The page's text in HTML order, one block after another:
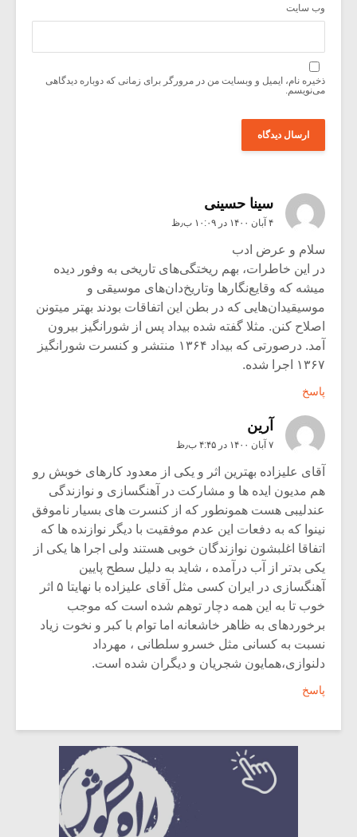
وب‌ سایت
ذخیره نام، ایمیل و وبسایت من در مرورگر برای زمانی که دوباره دیدگاهی
می‌نویسم.
سینا حسینی
۴ آبان ۱۴۰۰ در ۱۰:۰۹ ب٫ظ
سلام و عرض ادب
در این خاطرات، بهم ریختگی‌های تاریخی به وفور دیده
میشه که وقایع‌نگارها وتاریخ‌دان‌های موسیقی و
موسیقیدان‌هایی که در بطن این اتفاقات بودند بهتر میتونن
اصلاح کنن. مثلا گفته شده بیداد پس از شورانگیز بیرون
آمد. درصورتی که بیداد ۱۳۶۴ منتشر و کنسرت شورانگیز
۱۳۶۷ اجرا شده.
پاسخ
آرین
۷ آبان ۱۴۰۰ در ۴:۴۵ ب٫ظ
آقای علیزاده بهترین اثر و یکی از معدود کارهای خوبش رو
هم مدیون ایده ها و مشارکت در آهنگسازی و نوازندگی
عندلیبی هست همونطور که از کنسرت های بسیار ناموفق
نینوا که به دفعات این عدم موفقیت با دیگر نوازنده ها که
اتفاقا اغلبشون نوازندگان خوبی هستند ولی اجرا ها یکی از
یکی بدتر از آب درآمده ، شاید به دلیل سطح پایین
آهنگسازی در ایران کسی مثل آقای علیزاده با نهایتا ۵ اثر
خوب تا به این همه دچار توهم شده است که موجب
برخوردهای به ظاهر خاشعانه اما توام با کبر و نخوت زیاد
نسبت به کسانی مثل خسرو سلطانی ، مهرداد
دلنوازی،همایون شجریان و دیگران شده است.
پاسخ